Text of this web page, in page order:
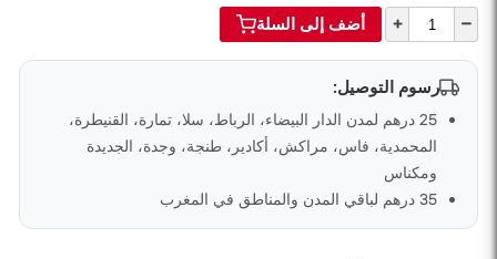
–
+ أضف إلى السلة
رسوم التوصيل:
25 درهم لمدن الدار البيضاء، الرباط، سلا، تمارة، القنيطرة،
المحمدية، فاس، مراكش، أكادير، طنجة، وجدة، الجديدة
ومكناس
35 درهم لباقي المدن والمناطق في المغرب